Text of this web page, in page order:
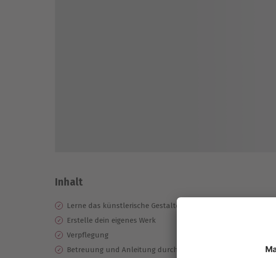
Inhalt
Lerne das künstlerische Gestalten mit Gelliprints
Erstelle dein eigenes Werk
Verpflegung
Betreuung und Anleitung durch einen professionellen